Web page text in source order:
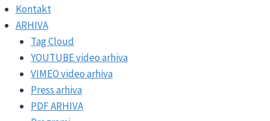
Kontakt
ARHIVA
Tag Cloud
YOUTUBE video arhiva
VIMEO video arhiva
Press arhiva
PDF ARHIVA